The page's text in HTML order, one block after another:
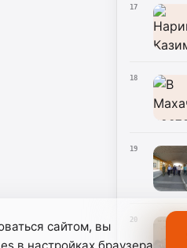
17
18
19
20
сайтом, вы
в настройках браузера.